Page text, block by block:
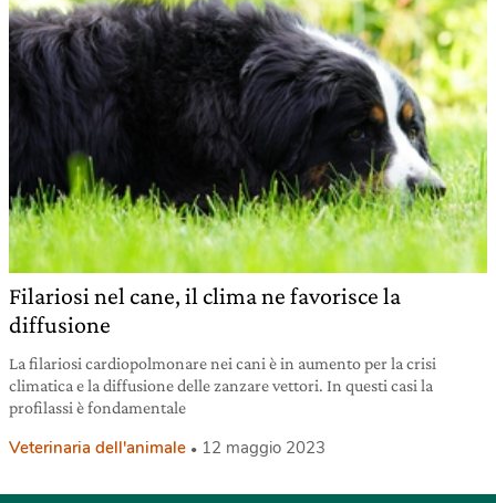
Filariosi nel cane, il clima ne favorisce la
diffusione
La filariosi cardiopolmonare nei cani è in aumento per la crisi
climatica e la diffusione delle zanzare vettori. In questi casi la
profilassi è fondamentale
Veterinaria dell'animale 12 maggio 2023